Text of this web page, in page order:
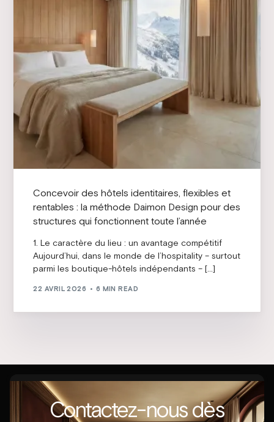
Concevoir des hôtels identitaires, flexibles et
rentables : la méthode Daimon Design pour des
structures qui fonctionnent toute l’année
1. Le caractère du lieu : un avantage compétitif
Aujourd’hui, dans le monde de l’hospitality – surtout
parmi les boutique-hôtels indépendants – […]
22 AVRIL 2026 6 MIN READ
Contactez-nous dès